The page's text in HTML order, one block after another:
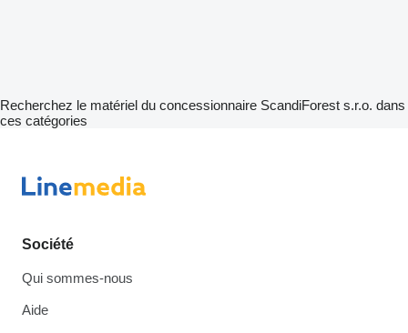
Recherchez le matériel du concessionnaire ScandiForest s.r.o. dans
ces catégories
Société
Qui sommes-nous
Aide